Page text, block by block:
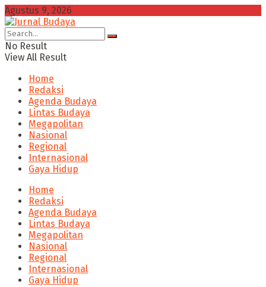
Agustus 9, 2026
No Result
View All Result
Home
Redaksi
Agenda Budaya
Lintas Budaya
Megapolitan
Nasional
Regional
Internasional
Gaya Hidup
Home
Redaksi
Agenda Budaya
Lintas Budaya
Megapolitan
Nasional
Regional
Internasional
Gaya Hidup